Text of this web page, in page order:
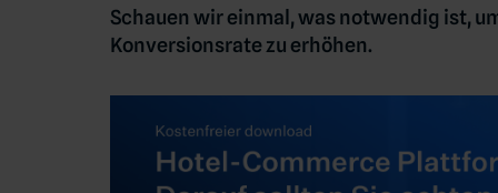
Schauen wir einmal, was notwendig ist,
Konversionsrate zu erhöhen.